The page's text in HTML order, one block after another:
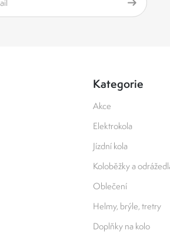
Kategorie
Akce
Elektrokola
Jízdní kola
Koloběžky a
Oblečení
Helmy, brýle, tretry
Doplňky na kolo